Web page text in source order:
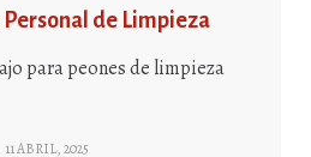
Personal de Limpieza
para peones de limpieza
11 ABRIL, 2025